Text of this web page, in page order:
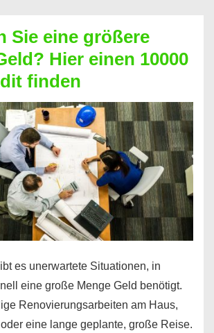
Sie eine größere
Hier einen 10000
finden
es unerwartete Situationen, in
eine große Menge Geld benötigt.
Renovierungsarbeiten am Haus,
eine lange geplante, große Reise.